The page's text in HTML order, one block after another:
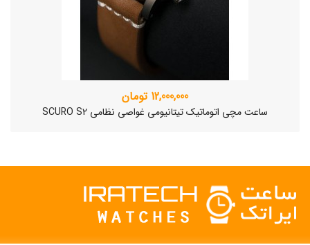
12,000,000 تومان
ساعت مچی اتوماتیک تیتانیومی غواصی نظامی SCURO S2